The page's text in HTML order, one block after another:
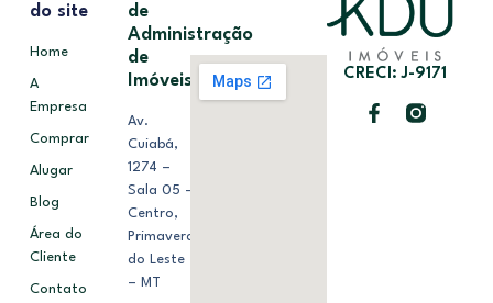
CRECI: J-9171
do site
Home
A
Empresa
Comprar
Alugar
Blog
Área do
Cliente
Contato
de
Administração
de
Imóveis
Av.
Cuiabá,
1274 –
Sala 05 –
Centro,
Primavera
do Leste
– MT